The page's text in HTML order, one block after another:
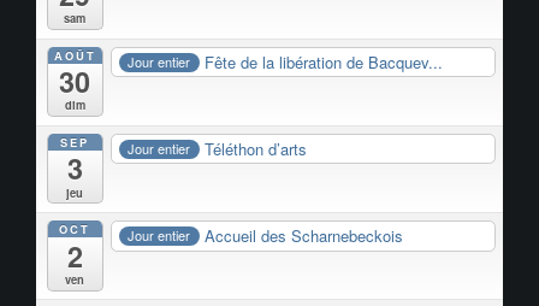
sam
AOÛT
30
dim
Jour entier Fête de la libération de Bacquev...
SEP
3
jeu
Jour entier Téléthon d’arts
OCT
2
ven
Jour entier Accueil des Scharnebeckois